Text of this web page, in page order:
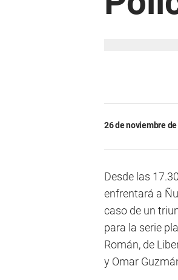
26 de noviembre
Desde las
enfrentará a
caso de un
para la serie
Román, de
y Omar